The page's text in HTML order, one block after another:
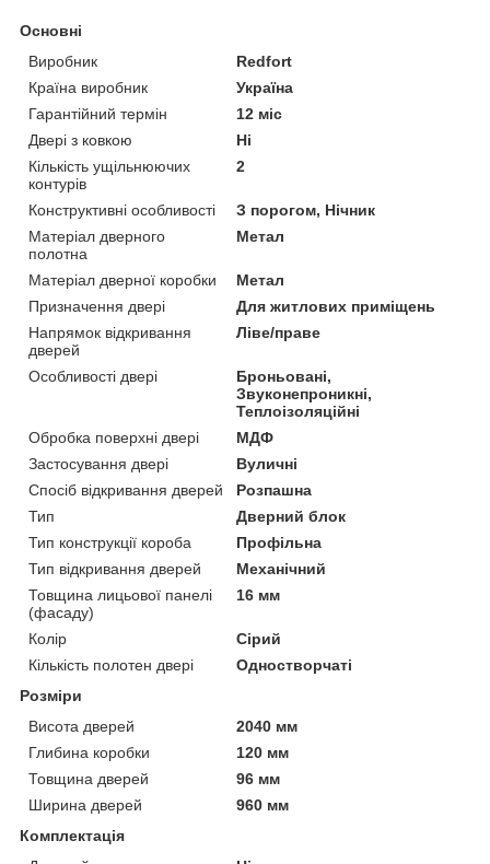
Основні
Виробник
Redfort
Країна виробник
Україна
Гарантійний термін
12 міс
Двері з ковкою
Ні
Кількість ущільнюючих
контурів
2
Конструктивні особливості
З порогом, Нічник
Матеріал дверного
полотна
Метал
Матеріал дверної коробки
Метал
Призначення двері
Для житлових приміщень
Напрямок відкривання
дверей
Ліве/праве
Особливості двері
Броньовані,
Звуконепроникні,
Теплоізоляційні
Обробка поверхні двері
МДФ
Застосування двері
Вуличні
Спосіб відкривання дверей
Розпашна
Тип
Дверний блок
Тип конструкції короба
Профільна
Тип відкривання дверей
Механічний
Товщина лицьової панелі
(фасаду)
16 мм
Колір
Сірий
Кількість полотен двері
Одностворчаті
Розміри
Висота дверей
2040 мм
Глибина коробки
120 мм
Товщина дверей
96 мм
Ширина дверей
960 мм
Комплектація